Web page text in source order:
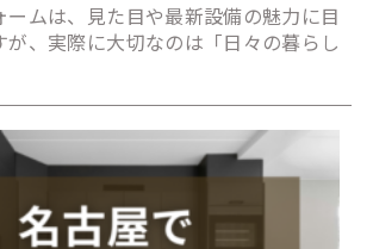
ームは、見た目や最新設備の魅力に目
が、実際に大切なのは「日々の暮らし